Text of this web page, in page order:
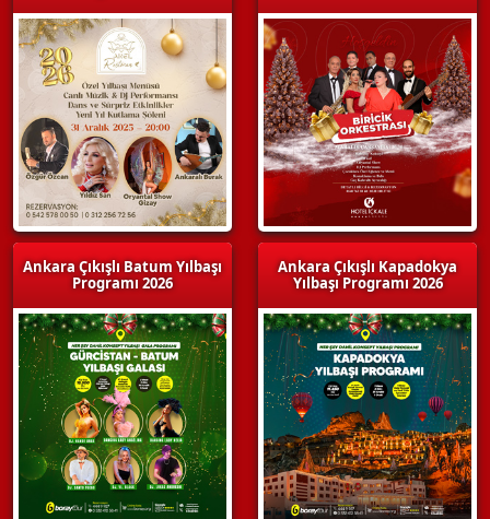
Ankara Çıkışlı Batum Yılbaşı
Programı 2026
Ankara Çıkışlı Kapadokya
Yılbaşı Programı 2026